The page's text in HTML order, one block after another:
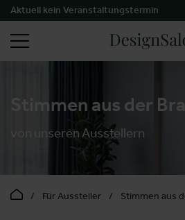
Aktuell kein Veranstaltungstermin
Stimmen aus der
von unseren Ausstellern
Für Aussteller Stimmen aus